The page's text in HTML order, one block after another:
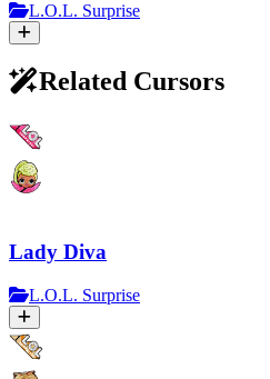
L.O.L. Surprise
Related Cursors
Lady Diva
L.O.L. Surprise